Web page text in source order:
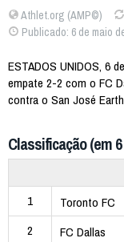
Athlet.org (AMP©)
Publicado: 6 de maio
ESTADOS UNIDOS, 6
empate 2-2 com o FC
contra o San José
Classificação (em
1
Toronto FC
2
FC Dallas